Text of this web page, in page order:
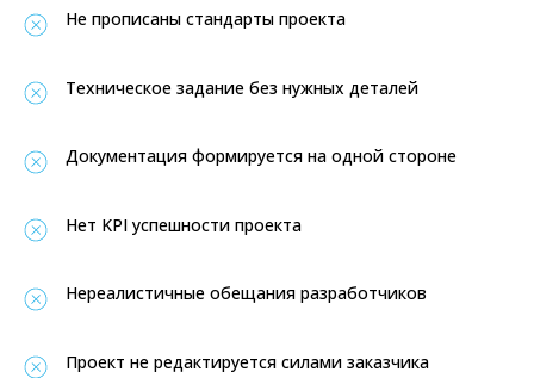
Не прописаны стандарты проекта
Техническое задание без нужных деталей
Документация формируется на одной стороне
Нет KPI успешности проекта
Нереалистичные обещания разработчиков
Проект не редактируется силами заказчика